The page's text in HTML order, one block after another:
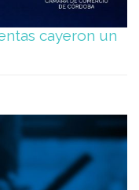
cayeron un